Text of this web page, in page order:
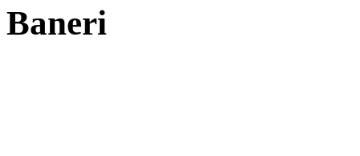
Baneri